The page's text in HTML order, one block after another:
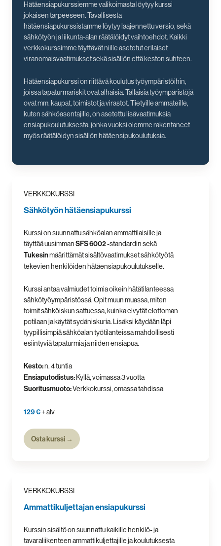
Hätäensiapukurssiemme valikoimasta löytyy kurssi
jokaisen tarpeeseen. Tavallisesta
hätäensiapukurssistamme löytyy laajennettu versio, sekä
sähkötyön ja liikunta-alan räätälöidyt vaihtoehdot. Kaikki
verkkokurssimme täyttävät niille asetetut erilaiset
viranomaisvaatimukset sekä sisällön että keston suhteen.
Hätäensiapukurssi on riittävä koulutus työympäristöihin,
joissa tapaturmariskit ovat alhaisia. Tällaisia työympäristöjä
ovat mm. kaupat, toimistot ja virastot. Tietyille ammateille,
kuten sähköasentajille, on asetettu lisävaatimuksia
ensiapukoulutuksesta, jonka vuoksi olemme rakentaneet
myös räätälöidyn sisällön hätäensipukoulutuksia.
VERKKOKURSSI
Sähkötyön hätäensiapukurssi
Kurssi on suunnattu sähköalan ammattilaisille ja
täyttää uusimmanSFS 6002-standardin sekä
Tukesinmäärittämät sisältövaatimukset sähkötyötä
tekevien henkilöiden hätäensiapukoulutukselle.
Kurssi antaa valmiudet toimia oikein hätätilanteessa
sähkötyöympäristössä. Opit muun muassa, miten
toimit sähköiskun sattuessa, kuinka elvytät elottoman
potilaan ja käytät sydäniskuria. Lisäksi käydään läpi
tyypillisimpiä sähköalan työtilanteissa mahdollisesti
esiintyviä tapaturmia ja niiden ensiapua.
Kesto:n. 4 tuntia
Ensiaputodistus: Kyllä, voimassa 3 vuotta
Suoritusmuoto:Verkkokurssi, omassa tahdissa
129 €+ alv
Osta kurssi →
VERKKOKURSSI
Ammattikuljettajan ensiapukurssi
Kurssin sisältö on suunnattu kaikille henkilö- ja
tavaraliikenteen ammattikuljettajille ja koulutuksesta